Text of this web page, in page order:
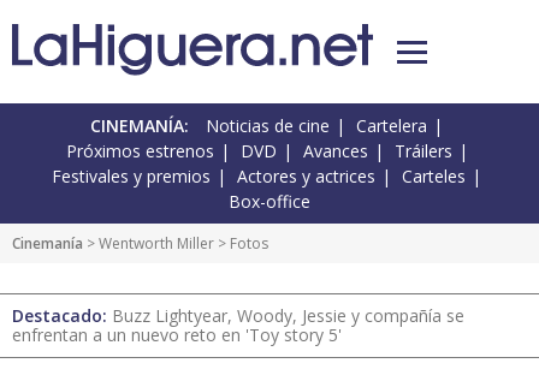
CINEMANÍA: Noticias de cine
Cartelera
Próximos estrenos
DVD Avances
Tráilers
Festivales y premios
Actores y actrices
Carteles
Box-office
Cinemanía >Wentworth Miller > Fotos
Destacado: Buzz Lightyear, Woody, Jessie y compañía se
enfrentan a un nuevo reto en 'Toy story 5'